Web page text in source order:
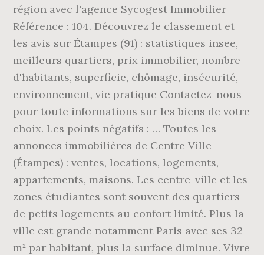
région avec l'agence Sycogest Immobilier
Référence : 104. Découvrez le classement et
les avis sur Étampes (91) : statistiques insee,
meilleurs quartiers, prix immobilier, nombre
d'habitants, superficie, chômage, insécurité,
environnement, vie pratique Contactez-nous
pour toute informations sur les biens de votre
choix. Les points négatifs : … Toutes les
annonces immobilières de Centre Ville
(Étampes) : ventes, locations, logements,
appartements, maisons. Les centre-ville et les
zones étudiantes sont souvent des quartiers
de petits logements au confort limité. Plus la
ville est grande notamment Paris avec ses 32
m² par habitant, plus la surface diminue. Vivre